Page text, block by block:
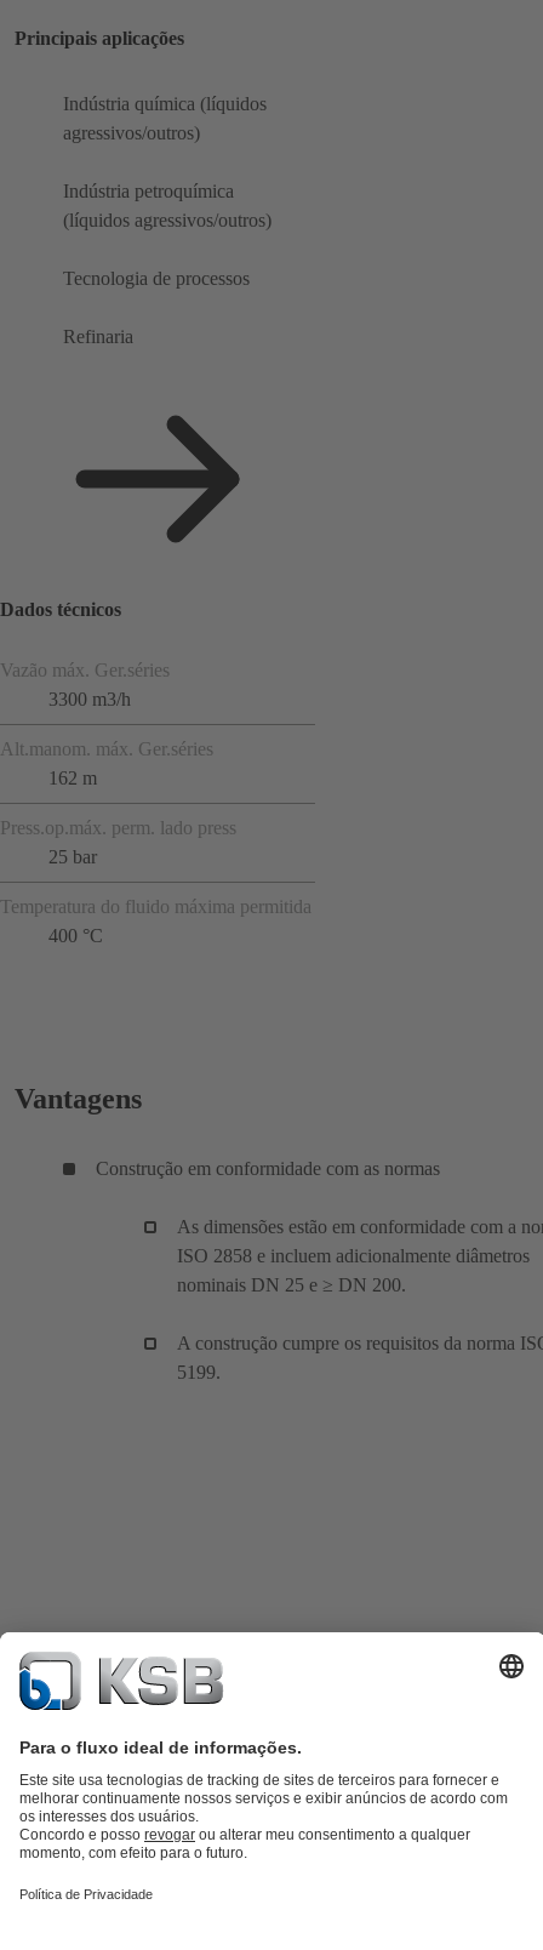
Principais aplicações
Indústria química (líquidos
agressivos/outros)
Indústria petroquímica
(líquidos agressivos/outros)
Tecnologia de processos
Refinaria
Dados técnicos
Vazão máx. Ger.séries
3300 m3/h
Alt.manom. máx. Ger.séries
162 m
Press.op.máx. perm. lado press
25 bar
Temperatura do fluido máxima permitida
400 °C
Vantagens
Construção em conformidade com as normas
As dimensões estão em conformidade com a
ISO 2858 e incluem adicionalmente diâmetros
nominais DN 25 e ≥ DN 200.
A construção cumpre os requisitos da norma
5199.
Catálogo de produtosKSB SupremeServ: Spare parts
KSB
SupremeServ: serviços premium para bombas e válvulas
operação